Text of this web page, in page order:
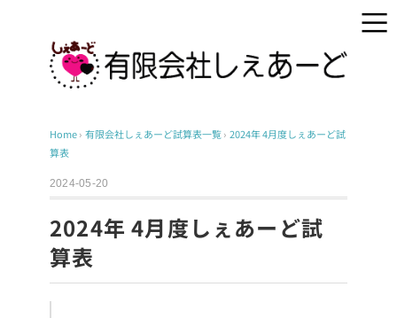
Home› 有限会社しぇあーど試算表一覧› 2024年 4月度しぇあーど試
算表
2024-05-20
2024年 4月度しぇあーど試
算表